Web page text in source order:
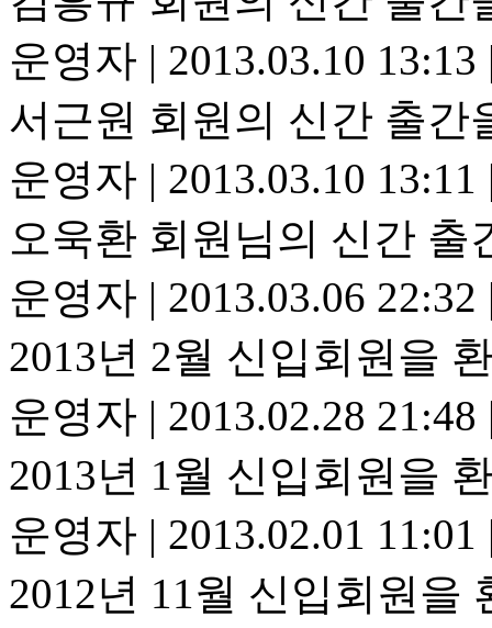
운영자 | 2013.03.10 13:13
서근원 회원의 신간 출간
운영자 | 2013.03.10 13:11
오욱환 회원님의 신간 출
운영자 | 2013.03.06 22:32
2013년 2월 신입회원을
운영자 | 2013.02.28 21:48
2013년 1월 신입회원을
운영자 | 2013.02.01 11:01
2012년 11월 신입회원을